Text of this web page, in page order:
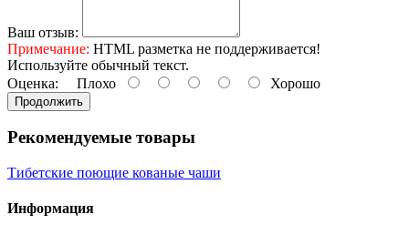
Ваш отзыв:
Примечание: HTML разметка не поддерживается!
Используйте обычный текст.
Оценка: Плохо Хорошо
Продолжить
Рекомендуемые товары
Тибетские поющие кованые чаши
Информация